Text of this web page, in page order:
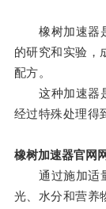
橡树加速器是
的研究和实验，
配方。
这种加速器是
经过特殊处理得
橡树加速器官网
通过施加适量
光、水分和营养